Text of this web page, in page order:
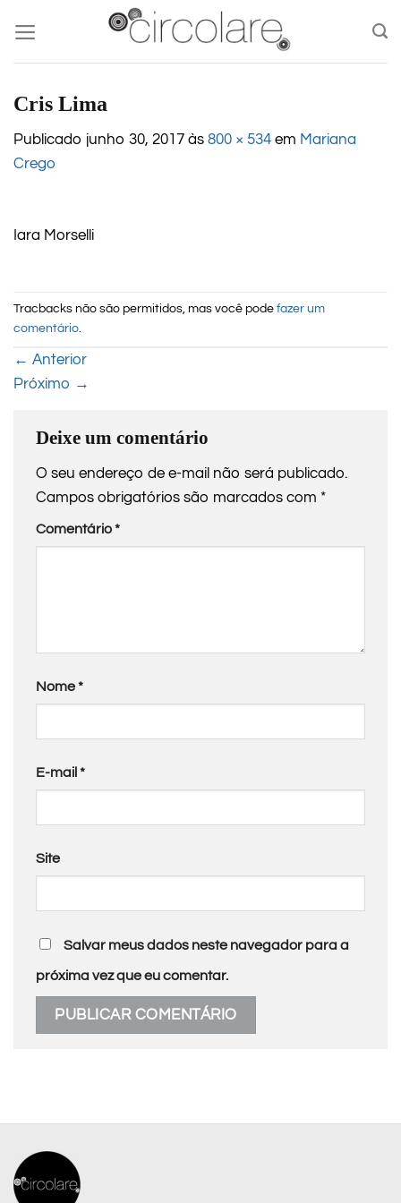
content
Cris Lima
Publicado junho 30, 2017 às 800 × 534 em Mariana
Crego
Iara Morselli
Tracbacks não são permitidos, mas você pode fazer um
comentário.
← Anterior
Próximo →
Deixe um comentário
O seu endereço de e-mail não será publicado.
Campos obrigatórios são marcados com *
Comentário*
Nome*
E-mail *
Site
Salvar meus dados neste navegador para a
próxima vez que eu comentar.